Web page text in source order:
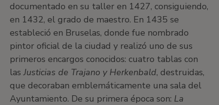
documentado en su taller en 1427, consiguiendo,
en 1432, el grado de maestro. En 1435 se
estableció en Bruselas, donde fue nombrado
pintor oficial de la ciudad y realizó uno de sus
primeros encargos conocidos: cuatro tablas con
lasJusticias de Trajano y Herkenbald, destruidas,
que decoraban emblemáticamente una sala del
Ayuntamiento. De su primera época son: La